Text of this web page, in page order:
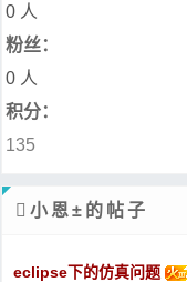
0 人
粉丝：
0 人
积分：
135
小恩±的帖子
eclipse下的仿真问题